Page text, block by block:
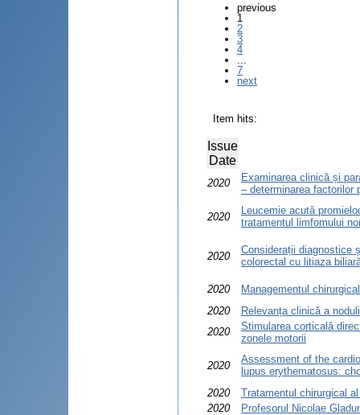
previous
1
2
3
4
7
next
Item hits:
Issue
Date
2020
Examinarea clinică și
– determinarea factorilor
2020
Leucemie acută
tratamentul limfomului
2020
Considerații diagnostice
colorectal cu litiaza
2020
Managementul
2020
Relevanța clinică a
2020
Stimularea corticală
zonele motorii
2020
Assessment of the
lupus erythematosus:
2020
Tratamentul chirurgical
2020
Profesorul Nicolae